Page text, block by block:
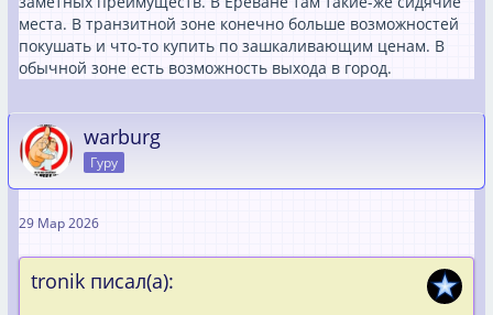
места. В транзитной зоне конечно больше возможностей
покушать и что-то купить по зашкаливающим ценам. В
обычной зоне есть возможность выхода в город.
warburg
Гуру
29 Мар 2026
tronik писал(а):